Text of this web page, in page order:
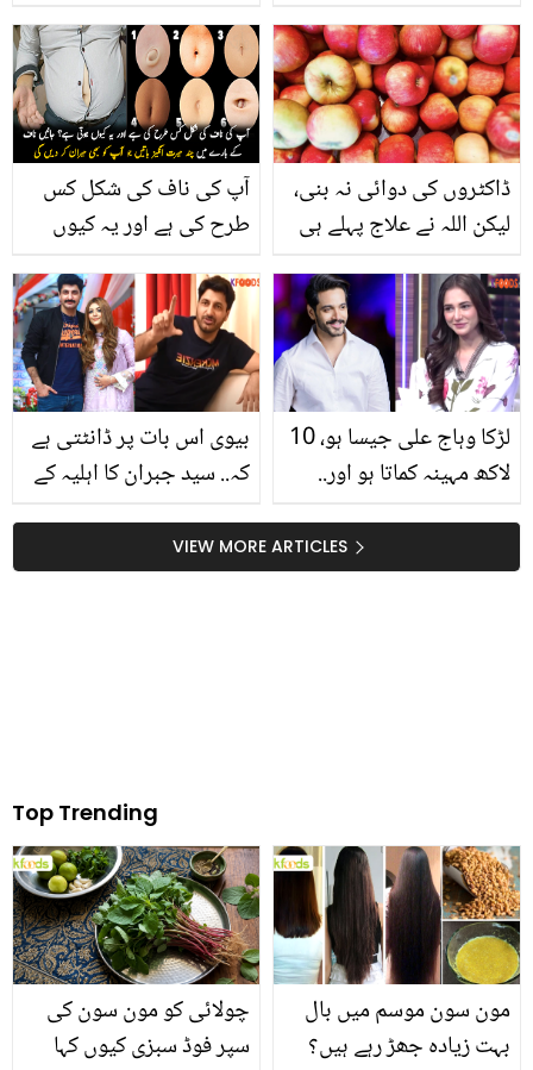
بچے کا خطرناک آپریشن
کیوں کرنا پڑا اور کیا ڈاکٹرز
اس معصوم کی جان بچا
پائے؟
آپ کی ناف کی شکل کس
طرح کی ہے اور یہ کیوں
بارے میں چند حیرت انگیز
باتیں جو آپ کو بھی حیران
کر دیں گی
ڈاکٹروں کی دوائی نہ بنی،
لیکن اللہ نے علاج پہلے ہی
کی دوا نہیں، اس کا علاج
سیب میں ہے! جانیں سیب
کے وہ قدرتی فائدے جو
تحقیق آج ثابت کر رہی
بیوی اس بات پر ڈانٹتی ہے
کہ.. سید جبران کا اہلیہ کے
لڑکا وہاج علی جیسا ہو، 10
لاکھ مہینہ کماتا ہو اور..
لئے اور کون سی عجیب و
غریب شرائط رکھ دیں؟
VIEW MORE ARTICLES
Top Trending
چولائی کو مون سون کی
سپر فوڈ سبزی کیوں کہا
مون سون موسم میں بال
بہت زیادہ جھڑ رہے ہیں؟